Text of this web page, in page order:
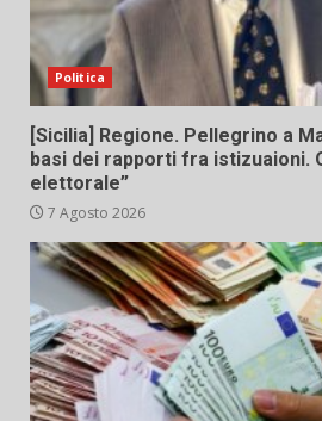
Politica
[Sicilia] Regione. Pellegrino a
basi dei rapporti fra istizuaioni.
elettorale”
7 Agosto 2026